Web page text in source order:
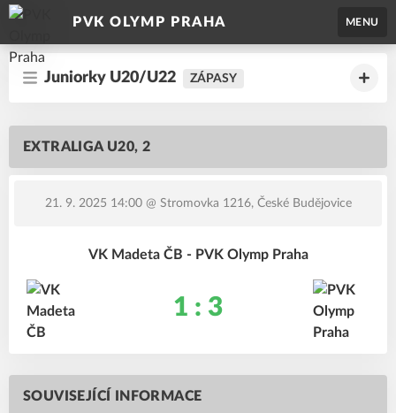
PVK OLYMP PRAHA MENU
Juniorky U20/U22 ZÁPASY
EXTRALIGA U20, 2
21. 9. 2025 14:00@ Stromovka 1216, České Budějovice
VK Madeta ČB - PVK Olymp Praha
1 : 3
SOUVISEJÍCÍ INFORMACE